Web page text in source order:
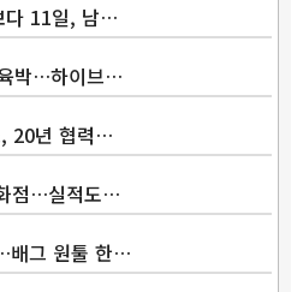
다 11일, 남…
박…하이브…
, 20년 협력…
점…실적도…
배그 원툴 한…